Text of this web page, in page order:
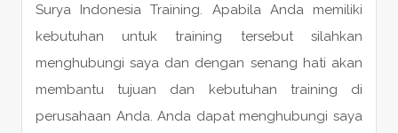
Surya Indonesia Training. Apabila Anda memiliki
kebutuhan untuk training tersebut silahkan
menghubungi saya dan dengan senang hati akan
membantu tujuan dan kebutuhan training di
perusahaan Anda. Anda dapat menghubungi saya